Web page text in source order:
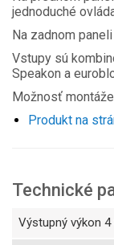
jednoduché
Na zadnom
Vstupy sú
Speakon a
Možnosť
Produkt na
Technické
Výstupný výkon 4